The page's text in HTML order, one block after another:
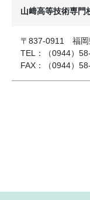
山﨑高等技術専門
〒837-0911 福岡
TEL：（0944）
FAX：（0944）